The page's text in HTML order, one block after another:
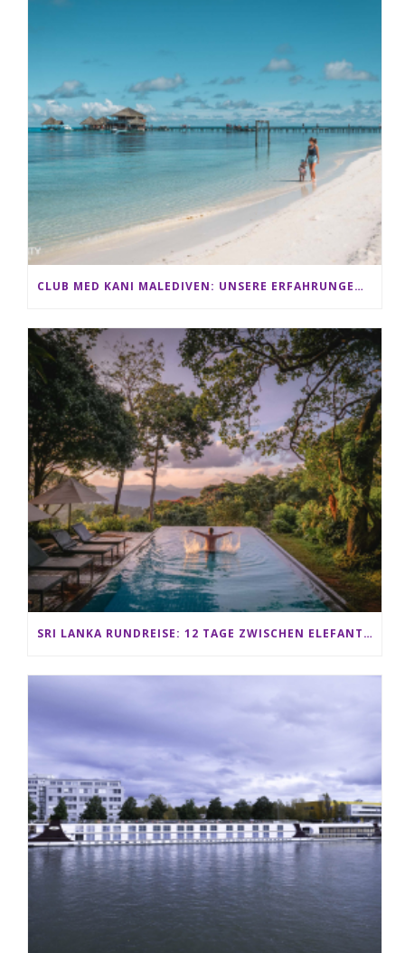
CLUB MED KANI MALEDIVEN: UNSERE ERFAHRUNGEN IM ALL-INCLUSIVE PARADIES
SRI LANKA RUNDREISE: 12 TAGE ZWISCHEN ELEFANTEN, TEEPLANTAGEN & STRAND ALS FAMILIE